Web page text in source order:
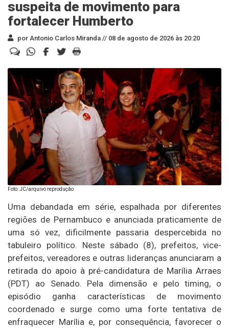
suspeita de movimento para
fortalecer Humberto
por Antonio Carlos Miranda // 08 de agosto de 2026 às 20:20
Foto: JC/arquivo reprodução
Uma debandada em série, espalhada por diferentes
regiões de Pernambuco e anunciada praticamente de
uma só vez, dificilmente passaria despercebida no
tabuleiro político. Neste sábado (8), prefeitos, vice-
prefeitos, vereadores e outras lideranças anunciaram a
retirada do apoio à pré-candidatura de Marília Arraes
(PDT) ao Senado. Pela dimensão e pelo timing, o
episódio ganha características de movimento
coordenado e surge como uma forte tentativa de
enfraquecer Marília e, por consequência, favorecer o